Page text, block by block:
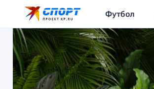
Футбол